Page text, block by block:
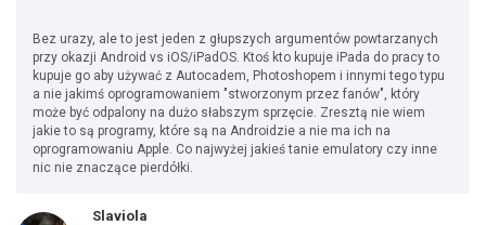
Bez urazy, ale to jest jeden z głupszych argumentów powtarzanych
przy okazji Android vs iOS/iPadOS. Ktoś kto kupuje iPada do pracy to
kupuje go aby używać z Autocadem, Photoshopem i innymi tego typu
a nie jakimś oprogramowaniem "stworzonym przez fanów", który
może być odpalony na dużo słabszym sprzęcie. Zresztą nie wiem
jakie to są programy, które są na Androidzie a nie ma ich na
oprogramowaniu Apple. Co najwyżej jakieś tanie emulatory czy inne
nic nie znaczące pierdółki.
Slaviola